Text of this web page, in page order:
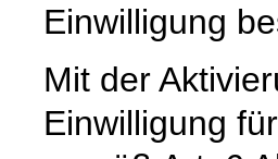
Einwilligung
Mit der
Einwilligung